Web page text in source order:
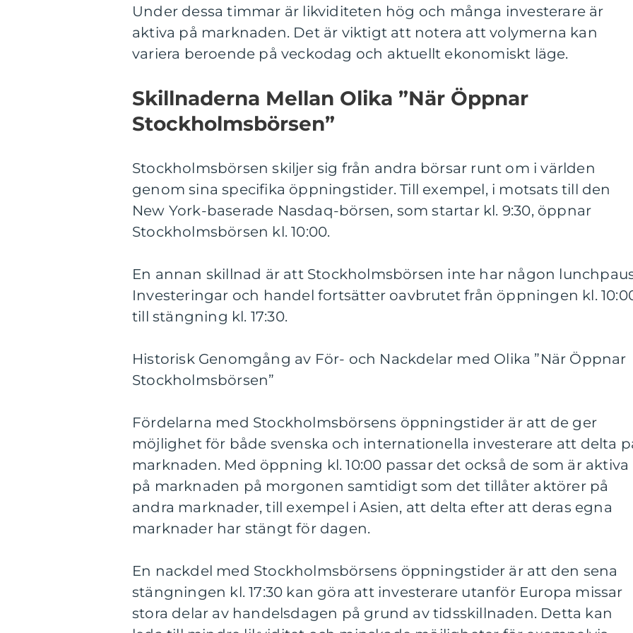
Under dessa timmar är likviditeten hög och många investerare är
aktiva på marknaden. Det är viktigt att notera att volymerna kan
variera beroende på veckodag och aktuellt ekonomiskt läge.
Skillnaderna Mellan Olika ”När Öppnar
Stockholmsbörsen”
Stockholmsbörsen skiljer sig från andra börsar runt om i världen
genom sina specifika öppningstider. Till exempel, i motsats till den
New York-baserade Nasdaq-börsen, som startar kl. 9:30, öppnar
Stockholmsbörsen kl. 10:00.
En annan skillnad är att Stockholmsbörsen inte har någon
Investeringar och handel fortsätter oavbrutet från öppningen kl.
till stängning kl. 17:30.
Historisk Genomgång av För- och Nackdelar med Olika ”När Öppnar
Stockholmsbörsen”
Fördelarna med Stockholmsbörsens öppningstider är att de ger
möjlighet för både svenska och internationella investerare att delta
marknaden. Med öppning kl. 10:00 passar det också de som är aktiva
på marknaden på morgonen samtidigt som det tillåter aktörer på
andra marknader, till exempel i Asien, att delta efter att deras egna
marknader har stängt för dagen.
En nackdel med Stockholmsbörsens öppningstider är att den sena
stängningen kl. 17:30 kan göra att investerare utanför Europa missar
stora delar av handelsdagen på grund av tidsskillnaden. Detta kan